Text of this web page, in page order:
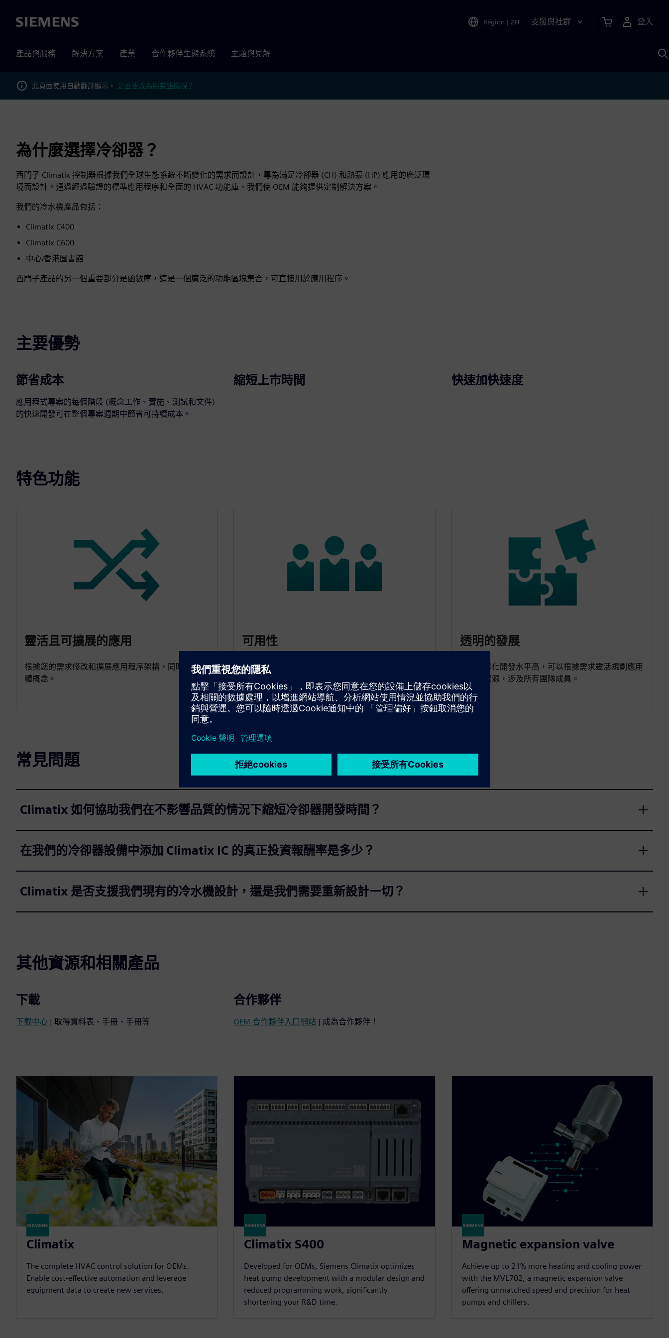
Siemens Region | ZH 支援與社群 登入
產品與服務 解決方案 產業 合作夥伴生態系統 主題與見解
此頁面使用自動翻譯顯示。 是否要改為用英語檢視？
為什麼選擇冷卻器？
西門子 Climatix 控制器根據我們全球生態系統不斷變化的需求而設計，專為滿足冷卻器 (CH) 和熱泵 (HP) 應用的廣泛環
境而設計。通過經過驗證的標準應用程序和全面的 HVAC 功能庫，我們使 OEM 能夠提供定制解決方案。
我們的冷水機產品包括：
Climatix C400
Climatix C600
中心/香港圖書館
西門子產品的另一個重要部分是函數庫，這是一個廣泛的功能區塊集合，可直接用於應用程序。
主要優勢
節省成本
應用程式專案的每個階段 (概念工作、實施、測試和文件)
的快速開發可在整個專案週期中節省可持續成本。
縮短上市時間 快速加快速度
特色功能
靈活且可擴展的應用
根據您的需求修改和擴展應用程序架構，同時保持整
體概念。
可用性
CH/HP 庫包含許多功能，可輕鬆開發應用程序，從而
透明的發展
由於標準化開發水平高，可以根據需求靈活規劃應用
項目的資源，涉及所有團隊成員。
常見問題
Climatix 如何協助我們在不影響品質的情況下縮短冷卻器開發時間？
在我們的冷卻器設備中添加 Climatix IC 的真正投資報酬率是多少？
Climatix 是否支援我們現有的冷水機設計，還是我們需要重新設計一切？
其他資源和相關產品
下載
下載中心 | 取得資料表、手冊、手冊等
合作夥伴
OEM 合作夥伴入口網站 | 成為合作夥伴！
Climatix
The complete HVAC control solution for OEMs.
Enable cost-effective automation and leverage
equipment data to create new services.
Climatix S400
Developed for OEMs, Siemens Climatix optimizes
heat pump development with a modular design and
reduced programming work, significantly
shortening your R&D time.
Magnetic expansion valve
Achieve up to 21% more heating and cooling power
with the MVL702, a magnetic expansion valve
offering unmatched speed and precision for heat
pumps and chillers.